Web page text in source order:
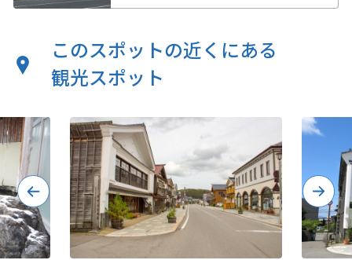
このスポットの近くにある
観光スポット